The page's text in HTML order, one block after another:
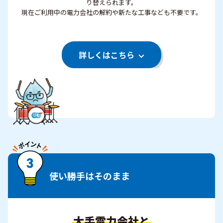
り替えられます。
現在ご利用中の電力会社の解約や新たな工事なども不要です。
詳しくはこちら
使い勝手はそのまま